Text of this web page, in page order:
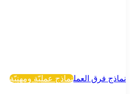
نماذج فرق العملنماذج عمليّة ومهنيّة